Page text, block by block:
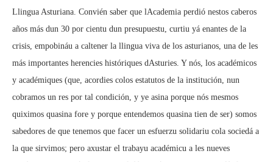
Llingua Asturiana. Convién saber que lAcademia perdió nestos caberos
años más dun 30 por cientu dun presupuestu, curtiu yá enantes de la
crisis, empobináu a caltener la llingua viva de los asturianos, una de les
más importantes herencies históriques dAsturies. Y nós, los académicos
y académiques (que, acordies colos estatutos de la institución, nun
cobramos un res por tal condición, y ye asina porque nós mesmos
quiximos quasina fore y porque entendemos quasina tien de ser) somos
sabedores de que tenemos que facer un esfuerzu solidariu cola sociedá a
la que sirvimos; pero axustar el trabayu académicu a les nueves